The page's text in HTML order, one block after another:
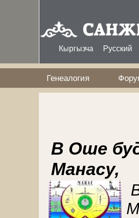
Кыргызча Русский
Генеалогия
В Оше
Манасу,